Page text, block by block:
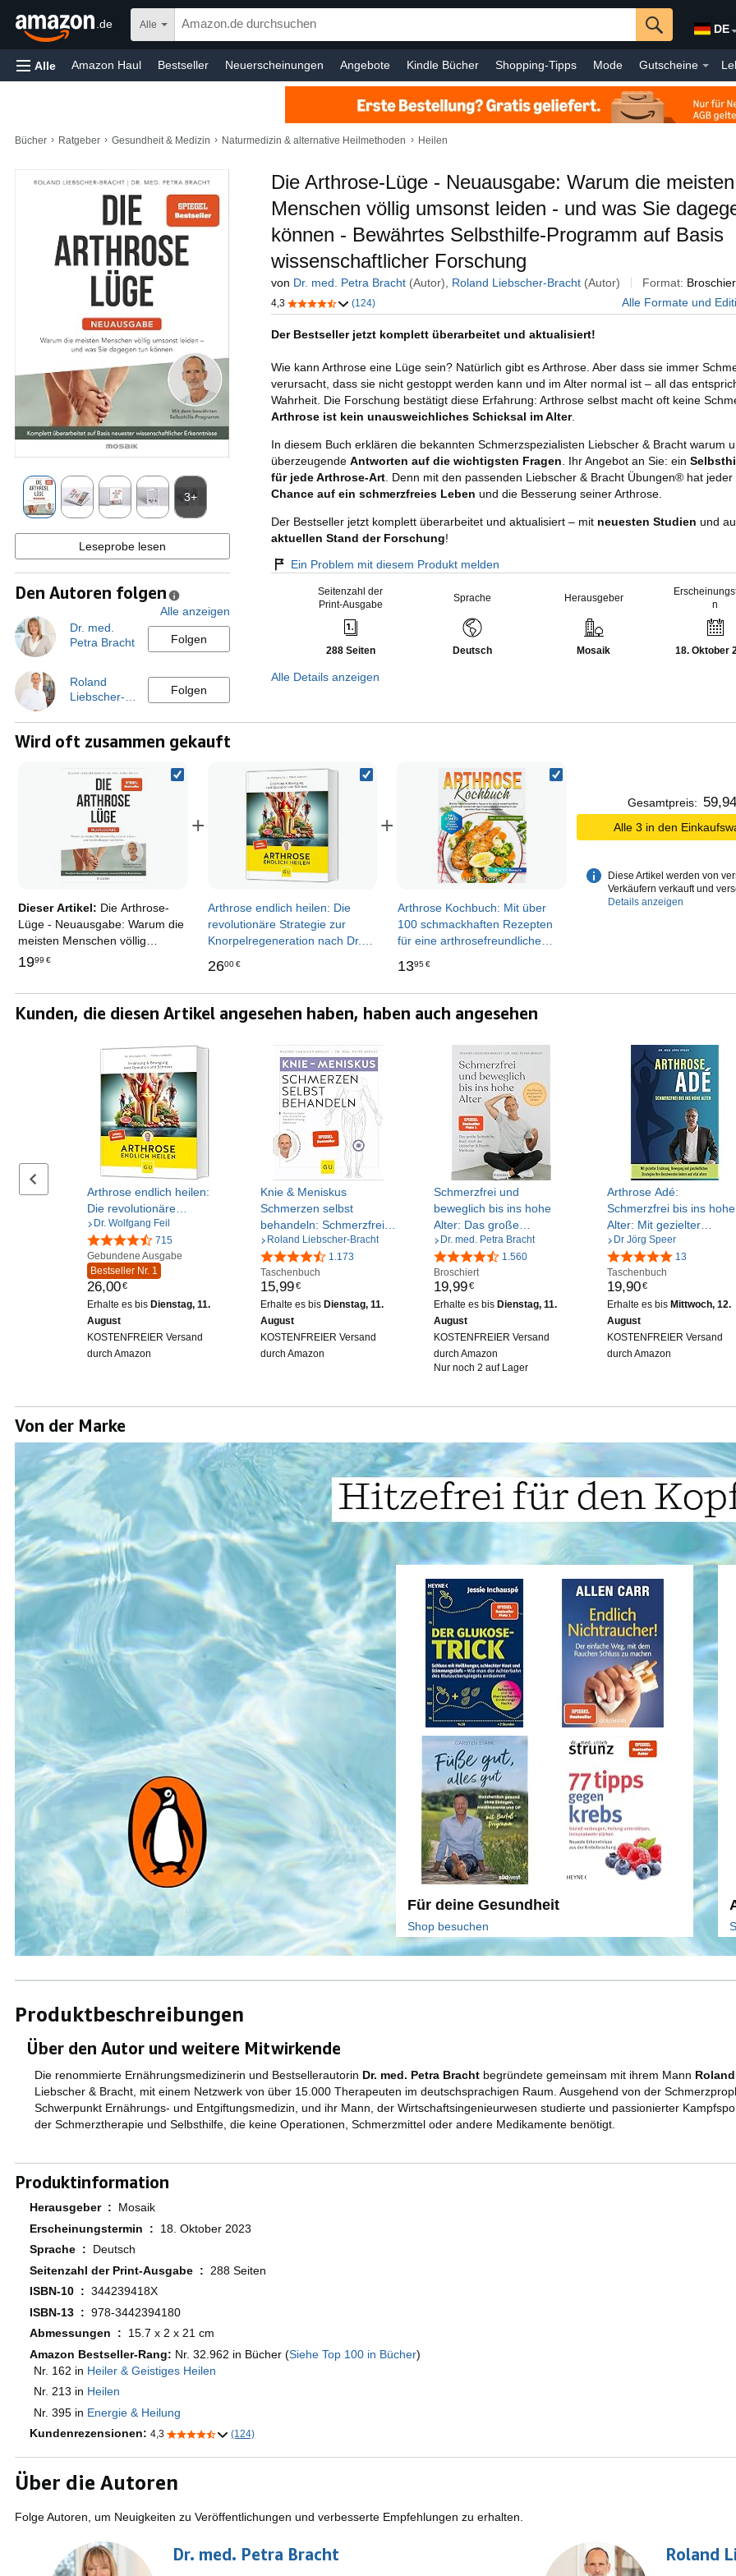
.de Alle DE
Alle Amazon Haul Bestseller Neuerscheinungen Angebote Kindle Bücher Shopping-Tipps Mode Gutscheine
Computer Drogerie & Körperpflege Auto & Motorrad Haustier
Bücher › Ratgeber › Gesundheit & Medizin › Naturmedizin & alternative Heilmethoden › Heilen
3+
Leseprobe lesen
Den Autoren folgen
Alle anzeigen
Dr. med.
Petra Bracht
Folgen
Roland
Liebscher-…
Folgen
Die Arthrose-Lüge - Neuausgabe: Warum die meisten
Menschen völlig umsonst leiden - und was Sie
können - Bewährtes Selbsthilfe-Programm auf Basis
wissenschaftlicher Forschung
von Dr. med. Petra Bracht (Autor), Roland Liebscher-Bracht (Autor) Format:
4,3 (124) Alle Formate und
Der Bestseller jetzt komplett überarbeitet und aktualisiert!
Wie kann Arthrose eine Lüge sein? Natürlich gibt es Arthrose. Aber dass sie immer
verursacht, dass sie nicht gestoppt werden kann und im Alter normal ist – all das
Wahrheit. Die Forschung bestätigt diese Erfahrung: Arthrose selbst macht oft keine
Arthrose ist kein unausweichliches Schicksal im Alter.
In diesem Buch erklären die bekannten Schmerzspezialisten Liebscher & Bracht warum
überzeugende Antworten auf die wichtigsten Fragen . Ihr Angebot an Sie: ein
für jede Arthrose-Art. Denn mit den passenden Liebscher & Bracht Übungen® hat jeder
Chance auf ein schmerzfreies Leben und die Besserung seiner Arthrose.
Der Bestseller jetzt komplett überarbeitet und aktualisiert – mit neuesten Studien und
aktuellen Stand der Forschung!
Ein Problem mit diesem Produkt melden
Seitenzahl der
Print-Ausgabe
288 Seiten
Sprache
Deutsch
Herausgeber
Mosaik
n
18. Oktober
Alle Details anzeigen
Wird oft zusammen gekauft
Dieser Artikel: Die Arthrose-
Lüge - Neuausgabe: Warum die
meisten Menschen völlig
umsonst leiden - und was Sie
Bewährtes Selbsthilfe-
Programm auf Basis
wissenschaftlicher Forschung
1999 €
+
Arthrose endlich heilen: Die
revolutionäre Strategie zur
Knorpelregeneration nach Dr.
bei Arthrose. SPIEGEL-
Bestseller
2600€
+
Arthrose Kochbuch: Mit über
100 schmackhaften Rezepten
für eine arthrosefreundliche
Ernährungsplan, Einkaufsliste
und speziellen Tipps für
gesunde Gelenke (Gesunde
Küche)
1395 €
Gesamtpreis: 59,94
Alle 3 in den
Diese Artikel werden von
Verkäufern verkauft und
Details anzeigen
Kunden, die diesen Artikel angesehen haben, haben auch angesehen
Vorheriger Foliensatz
Arthrose endlich heilen:
Die revolutionäre
Strategie zur
Knorpelregeneration nach
Dr. Feil - Ernährung &
Bewegung bei Arthrose.
SPIEGEL-Bestseller
Dr. Wolfgang Feil
715
Gebundene Ausgabe
Bestseller Nr. 1
26,00€
Erhalte es bis Dienstag, 11.
August
KOSTENFREIER Versand
durch Amazon
Knie & Meniskus
Schmerzen selbst
behandeln: Schmerzfrei
durch Bewegung –
Übungen für Knie &
Meniskus
Roland Liebscher-Bracht
1.173
Taschenbuch
15,99€
Erhalte es bis Dienstag, 11.
August
KOSTENFREIER Versand
durch Amazon
Schmerzfrei und
beweglich bis ins hohe
Alter: Das große
Selbsthilfe-Buch nach der
Liebscher & Bracht-
Methode - Das
Übungsprogramm für den
ganzen Körper - Der
SPIEGEL-Bestseller #1
Dr. med. Petra Bracht
1.560
Broschiert
19,99€
Erhalte es bis Dienstag, 11.
August
KOSTENFREIER Versand
durch Amazon
Nur noch 2 auf Lager
Arthrose Adé:
Schmerzfrei bis ins hohe
Alter: Mit gezielter
Ernährung, Bewegung
und ganzheitlichen
Strategien Ihre
Beschwerden lindern und
vital altern.
Dr Jörg Speer
13
Taschenbuch
19,90€
Erhalte es bis Mittwoch, 12.
August
KOSTENFREIER Versand
durch Amazon
Von der Marke
Für deine Gesundheit
Shop besuchen
Produktbeschreibungen
Über den Autor und weitere Mitwirkende
Die renommierte Ernährungsmedizinerin und Bestsellerautorin Dr. med. Petra Bracht begründete gemeinsam mit ihrem Mann
Liebscher & Bracht, mit einem Netzwerk von über 15.000 Therapeuten im deutschsprachigen Raum. Ausgehend von der
Schwerpunkt Ernährungs- und Entgiftungsmedizin, und ihr Mann, der Wirtschaftsingenieurwesen studierte und passionierter
der Schmerztherapie und Selbsthilfe, die keine Operationen, Schmerzmittel oder andere Medikamente benötigt.
Produktinformation
Herausgeber ‏ : ‎ Mosaik
Erscheinungstermin ‏ : ‎ 18. Oktober 2023
Sprache ‏ : ‎ Deutsch
Seitenzahl der Print-Ausgabe ‏ : ‎ 288 Seiten
ISBN-10 ‏ : ‎ 344239418X
ISBN-13 ‏ : ‎ 978-3442394180
Abmessungen ‏ : ‎ 15.7 x 2 x 21 cm
Amazon Bestseller-Rang: Nr. 32.962 in Bücher (Siehe Top 100 in Bücher)
Nr. 162 in Heiler & Geistiges Heilen
Nr. 213 in Heilen
Nr. 395 in Energie & Heilung
Kundenrezensionen: 4,3 (124)
Über die Autoren
Folge Autoren, um Neuigkeiten zu Veröffentlichungen und verbesserte Empfehlungen zu erhalten.
Dr. med. Petra Bracht Roland